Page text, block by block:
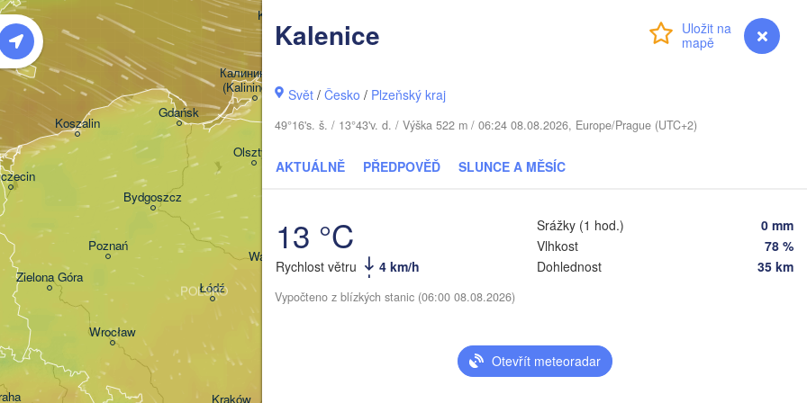
myVentusky Předpověď
Kalenice
Svět /Česko / Plzeňský kraj
49°16's. š. / 13°43'v. d. / Výška 522 m / 06:24 08.08.2026, Europe/Prague (UTC+2)
AKTUÁLNĚ PŘEDPOVĚĎ SLUNCE A MĚSÍC
13 °C
Rychlost větru 4 km/h
Srážky (1 hod.)
0 mm
Vlhkost
78 %
Dohlednost
35 km
Vypočteno z blízkých stanic (06:00 08.08.2026)
Otevřít meteoradar
Warszawa
Kraków
Łódź
Wrocław
Poznań
Olsztyn
Koszalin
Klaipėda
Zielona Góra
Gdańsk
Калининград
(Kaliningrad)
Bydgoszcz
POLSKO
Мінск
Vilnius
Житомир
Рівне
(Rivne)
(Mazyr)
(Salihorsk)
(Hrodna)
Віцебск
Магілёў
(Brest)